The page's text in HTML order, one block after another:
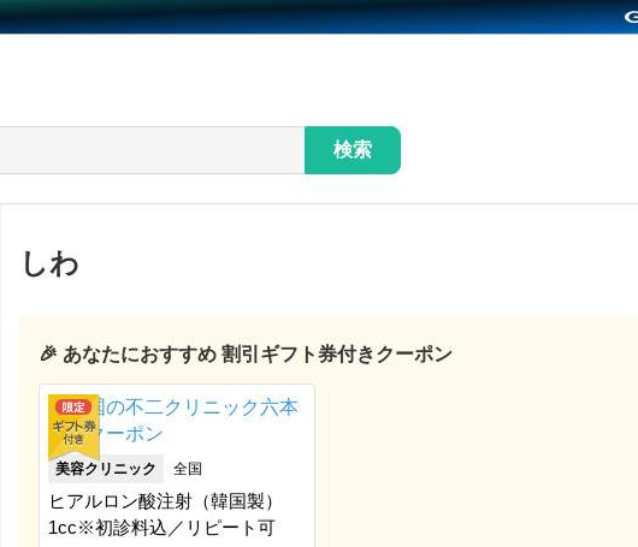
検索
しわ
🎉 あなたにおすすめ 割引ギフト券付きクーポン
美容クリニック 全国
ヒアルロン酸注射（韓国製）
1cc※初診料込／リピート可